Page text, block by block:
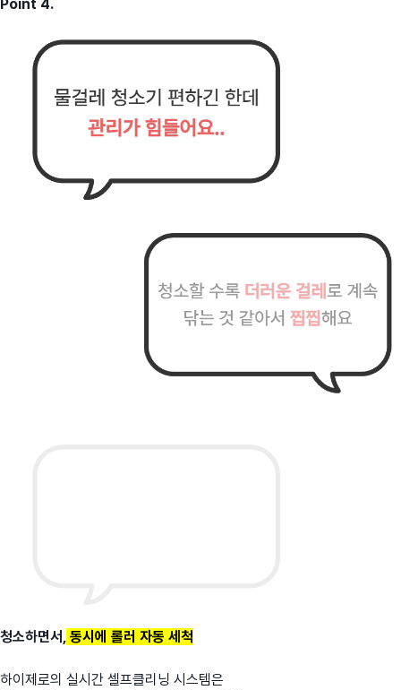
Point 4.
청소하면서, 동시에 롤러 자동 세척
하이제로의 실시간 셀프클리닝 시스템은